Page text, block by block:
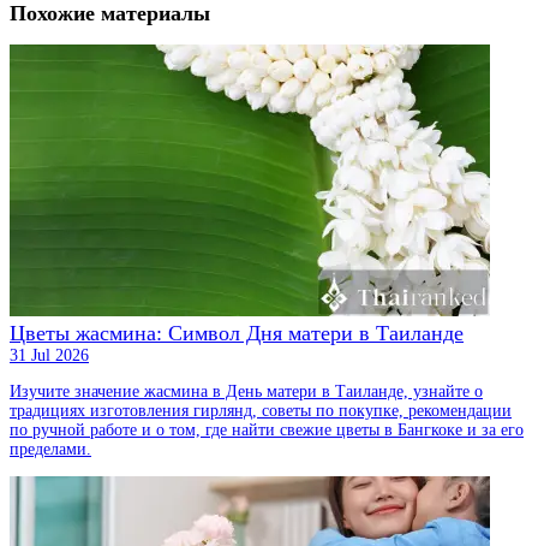
Похожие материалы
Цветы жасмина: Символ Дня матери в Таиланде
31 Jul 2026
Изучите значение жасмина в День матери в Таиланде, узнайте о
традициях изготовления гирлянд, советы по покупке, рекомендации
по ручной работе и о том, где найти свежие цветы в Бангкоке и за его
пределами.